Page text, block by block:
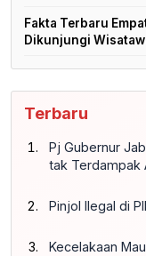
Fakta Terbaru
Dikunjungi
Terbaru
Pj Gubernur
tak Terdampak
Pinjol Ilegal di
Kecelakaan